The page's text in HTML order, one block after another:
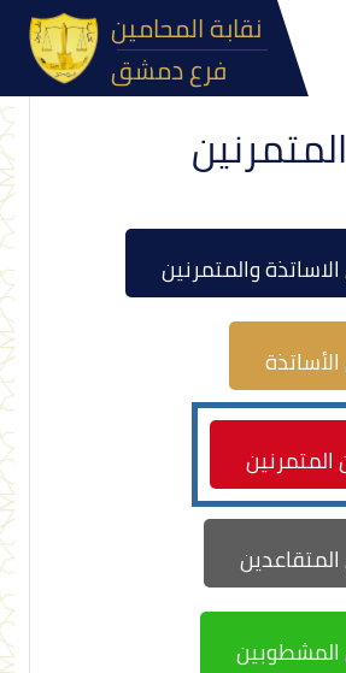
فرع دمشق
والمتمرنين
المتمرنين
المشطوبين